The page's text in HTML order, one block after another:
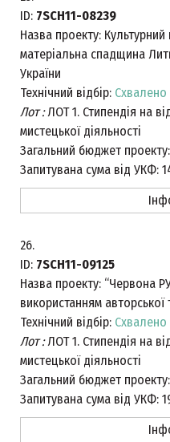
ID: 7SCH11-08239
Назва проекту: Культурний
матеріальна спадщина
України
Технічний відбір: Схвалено
Лот :ЛОТ 1. Стипендія на
мистецької діяльності
Загальний бюджет проекту:
Запитувана сума від УКФ:
26.
ID: 7SCH11-09125
Назва проекту: “Червона
використанням авторської
Технічний відбір: Схвалено
Лот :ЛОТ 1. Стипендія на
мистецької діяльності
Загальний бюджет проекту:
Запитувана сума від УКФ: